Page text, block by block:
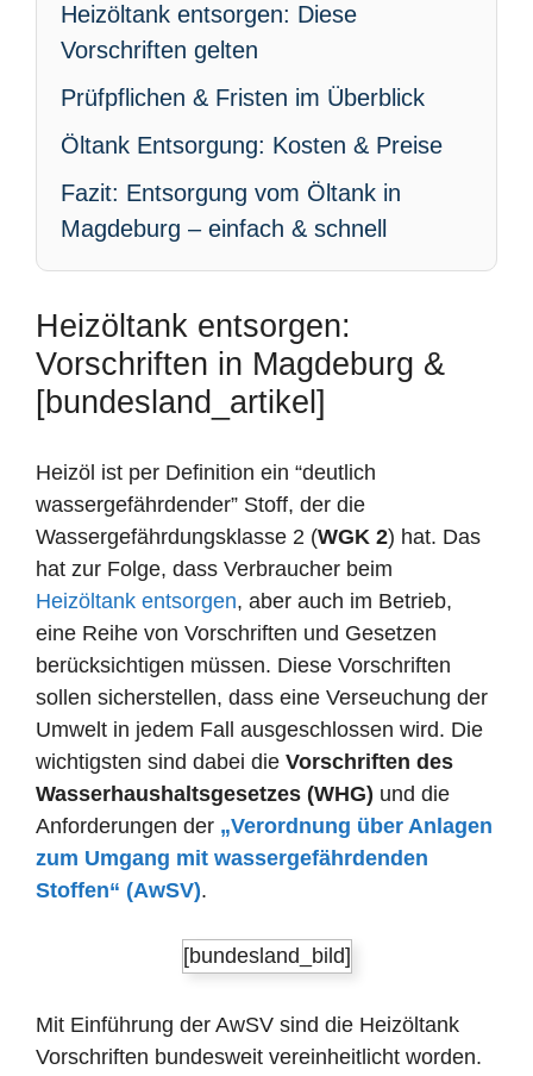
Heizöltank entsorgen: Diese
Vorschriften gelten
Prüfpflichen & Fristen im Überblick
Öltank Entsorgung: Kosten & Preise
Fazit: Entsorgung vom Öltank in
Magdeburg – einfach & schnell
Heizöltank entsorgen:
Vorschriften in Magdeburg &
[bundesland_artikel]
Heizöl ist per Definition ein “deutlich
wassergefährdender” Stoff, der die
Wassergefährdungsklasse 2 (WGK 2) hat. Das
hat zur Folge, dass Verbraucher beim
Heizöltank entsorgen, aber auch im Betrieb,
eine Reihe von Vorschriften und Gesetzen
berücksichtigen müssen. Diese Vorschriften
sollen sicherstellen, dass eine Verseuchung der
Umwelt in jedem Fall ausgeschlossen wird. Die
wichtigsten sind dabei die Vorschriften des
Wasserhaushaltsgesetzes (WHG) und die
Anforderungen der „Verordnung über Anlagen
zum Umgang mit wassergefährdenden
Stoffen“ (AwSV).
[bundesland_bild]
Mit Einführung der AwSV sind die Heizöltank
Vorschriften bundesweit vereinheitlicht worden.